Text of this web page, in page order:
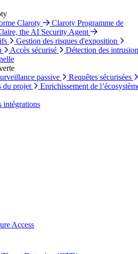
Claroty
Claroty Programme de
the AI Security Agent
Gestion des risques d'exposition
Accès sécurisé
Détection des
passive
Requêtes sécurisées
du projet
Enrichissement de
intégrations
Access